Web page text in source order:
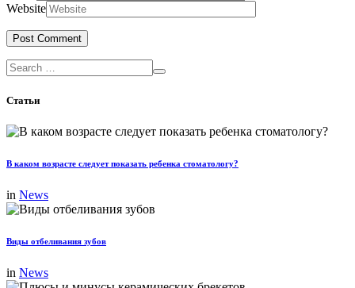
Website
Статьи
В каком возрасте следует показать ребенка стоматологу?
in News
Виды отбеливания зубов
in News